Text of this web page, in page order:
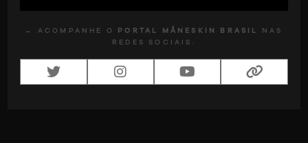
→ ACOMPANHE O PORTAL MÅNESKIN BRASIL
NAS
REDES SOCIAIS: